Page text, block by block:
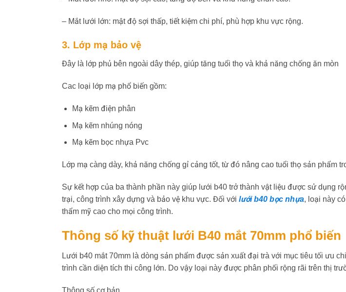
– Mắt lưới lớn: mật độ sợi thấp, tiết kiệm chi phí, phù hợp khu vực rộng.
3. Lớp mạ bảo vệ
Đây là lớp phủ bên ngoài dây thép, giúp tăng tuổi thọ và khả năng chống ăn mòn
Cac loại lớp mạ phổ biến gồm:
Mạ kẽm điện phân
Mạ kẽm nhúng nóng
Mạ kẽm bọc nhựa Pvc
Lớp mạ càng dày, khả năng chống gỉ cảng tốt, từ đó nâng cao tuổi thọ sản phẩm
Sự kết hợp của ba thành phần này giúp lưới b40 trở thành vật liệu được sử dụng
trại, công trình xây dựng và bảo vệ khu vực. Đối với lưới b40 bọc nhựa, loại này
thẩm mỹ cao cho mọi công trình.
Thông số kỹ thuật lưới B40 mắt 70mm phổ biến
Lưới b40 mắt 70mm là dòng sản phẩm được sản xuất đại trà với mục tiêu tối ưu
trình cần diện tích thi công lớn. Do vậy loại này được phân phối rộng rãi trên thị